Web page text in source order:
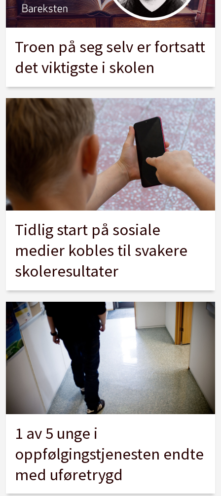
Troen på seg selv er fortsatt
det viktigste i skolen
Tidlig start på sosiale
medier kobles til svakere
skoleresultater
1 av 5 unge i
oppfølgingstjenesten endte
med uføretrygd